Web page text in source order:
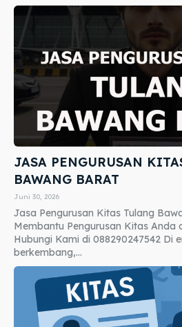
JASA PENGURUSAN
BAWANG BARAT
Juni 30, 2026
Jasa Pengurusan Kitas Tulang
Membantu Pengurusan Kitas Anda
Hubungi Kami di 088290247542 Di
berkembang,...